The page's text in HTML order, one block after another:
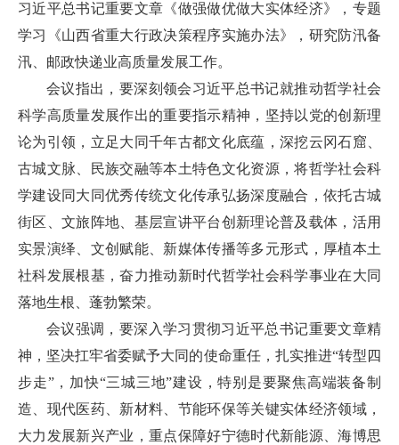
习近平总书记重要文章《做强做优做大实体经济》，专题
学习《山西省重大行政决策程序实施办法》，研究防汛备
汛、邮政快递业高质量发展工作。
会议指出，要深刻领会习近平总书记就推动哲学社会
科学高质量发展作出的重要指示精神，坚持以党的创新理
论为引领，立足大同千年古都文化底蕴，深挖云冈石窟、
古城文脉、民族交融等本土特色文化资源，将哲学社会科
学建设同大同优秀传统文化传承弘扬深度融合，依托古城
街区、文旅阵地、基层宣讲平台创新理论普及载体，活用
实景演绎、文创赋能、新媒体传播等多元形式，厚植本土
社科发展根基，奋力推动新时代哲学社会科学事业在大同
落地生根、蓬勃繁荣。
会议强调，要深入学习贯彻习近平总书记重要文章精
神，坚决扛牢省委赋予大同的使命重任，扎实推进“转型四
步走”，加快“三城三地”建设，特别是要聚焦高端装备制
造、现代医药、新材料、节能环保等关键实体经济领域，
大力发展新兴产业，重点保障好宁德时代新能源、海博思